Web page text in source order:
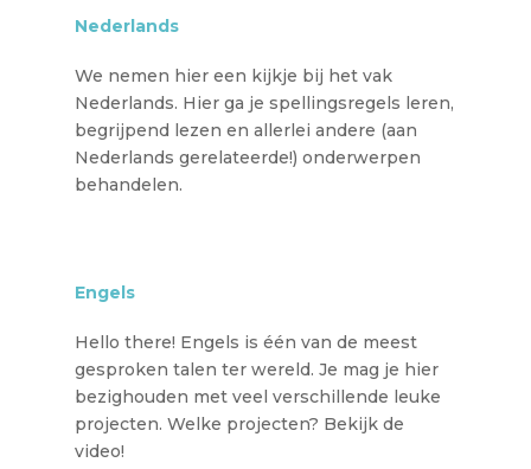
Nederlands
We nemen hier een kijkje bij het vak
Nederlands. Hier ga je spellingsregels leren,
begrijpend lezen en allerlei andere (aan
Nederlands gerelateerde!) onderwerpen
behandelen.
Engels
Hello there! Engels is één van de meest
gesproken talen ter wereld. Je mag je hier
bezighouden met veel verschillende leuke
projecten. Welke projecten? Bekijk de
video!